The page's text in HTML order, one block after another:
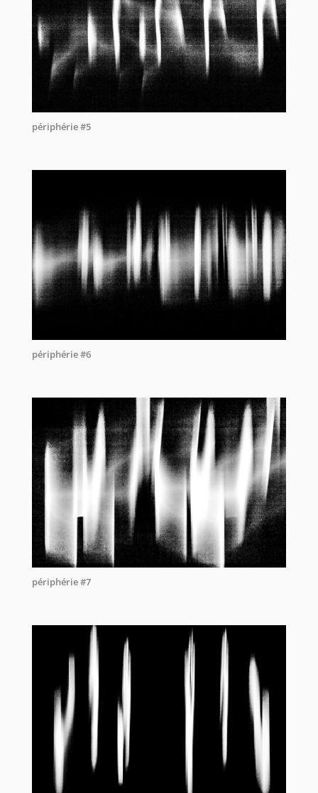
périphérie #5
périphérie #6
périphérie #7